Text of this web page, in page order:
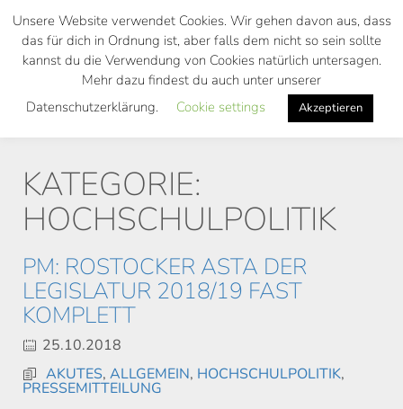
Skip
main
KATEGORIE:
HOCHSCHULPOLITIK
PM: ROSTOCKER ASTA DER
LEGISLATUR 2018/19 FAST
KOMPLETT
25.10.2018
AKUTES, ALLGEMEIN, HOCHSCHULPOLITIK,
PRESSEMITTEILUNG
Unsere Website verwendet Cookies. Wir gehen davon aus, dass
das für dich in Ordnung ist, aber falls dem nicht so sein sollte
kannst du die Verwendung von Cookies natürlich untersagen.
Mehr dazu findest du auch unter unserer
Datenschutzerklärung.
Cookie settings Akzeptieren